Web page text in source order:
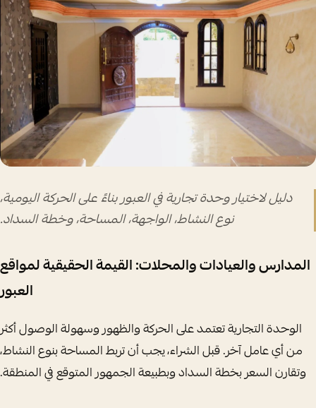
دليل لاختيار وحدة تجارية في العبور بناءً على الحركة اليومية،
نوع النشاط، الواجهة، المساحة، وخطة السداد.
المدارس والعيادات والمحلات: القيمة الحقيقية لمواقع
العبور
الوحدة التجارية تعتمد على الحركة والظهور وسهولة الوصول أكثر
من أي عامل آخر. قبل الشراء، يجب أن تربط المساحة بنوع النشاط،
وتقارن السعر بخطة السداد وبطبيعة الجمهور المتوقع في المنطقة.